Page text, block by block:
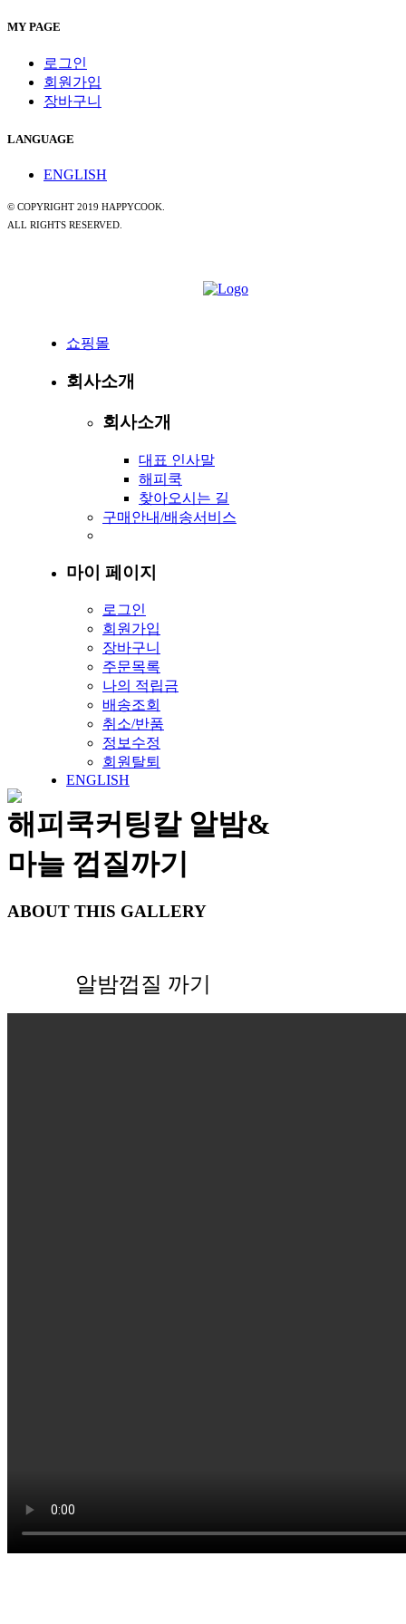
MY PAGE
로그인
회원가입
장바구니
LANGUAGE
ENGLISH
© COPYRIGHT 2019 HAPPYCOOK.
ALL RIGHTS RESERVED.
쇼핑몰
회사소개
회사소개
대표 인사말
해피쿡
찾아오시는 길
구매안내/배송서비스
마이 페이지
로그인
회원가입
장바구니
주문목록
나의 적립금
배송조회
취소/반품
정보수정
회원탈퇴
ENGLISH
해피쿡커팅칼 알밤&
마늘 껍질까기
ABOUT THIS GALLERY
알밤껍질 까기